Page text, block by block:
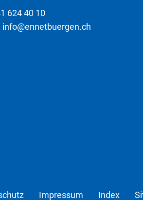
624 40 10
info@ennetbuergen.ch
Impressum Index